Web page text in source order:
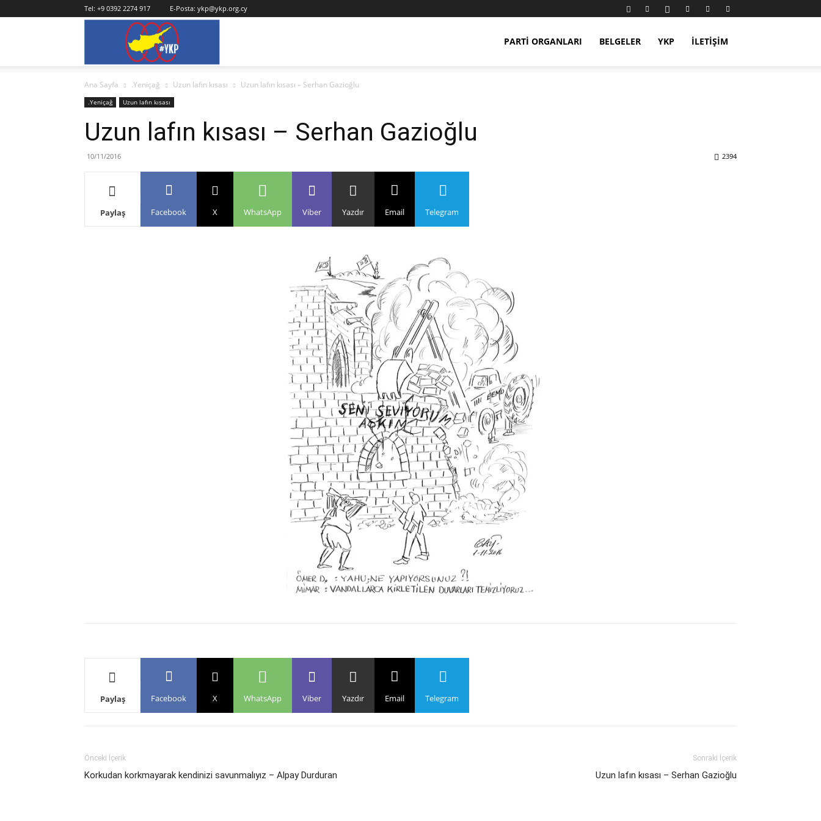
Tel: +9 0392 2274 917 E-Posta: ykp@ykp.org.cy
PARTI ORGANLARI BELGELER YKP İLETIŞIM
Ana Sayfa .Yeniçağ Uzun lafın kısası Uzun lafın kısası – Serhan Gazioğlu
.Yeniçağ Uzun lafın kısası
Uzun lafın kısası – Serhan Gazioğlu
10/11/2016 2394
Paylaş Facebook X WhatsApp Viber Yazdır Email Telegram
Paylaş Facebook X WhatsApp Viber Yazdır Email Telegram
Önceki İçerik
Korkudan korkmayarak kendinizi savunmalıyız – Alpay Durduran
Sonraki İçerik
Uzun lafın kısası – Serhan Gazioğlu